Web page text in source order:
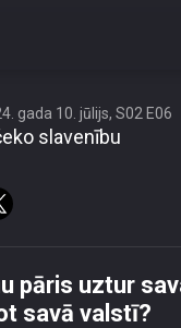
pāris uztur
gada 10. jūlijs, S02 E06
slavenību
pāris uztur
savā valstī?